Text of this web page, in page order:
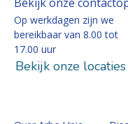
Op werkdagen zijn we
bereikbaar van 8.00 tot
17.00 uur
Bekijk onze locaties